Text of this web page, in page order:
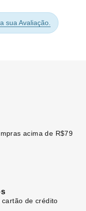
sua Avaliação.
acima de R$79
de crédito